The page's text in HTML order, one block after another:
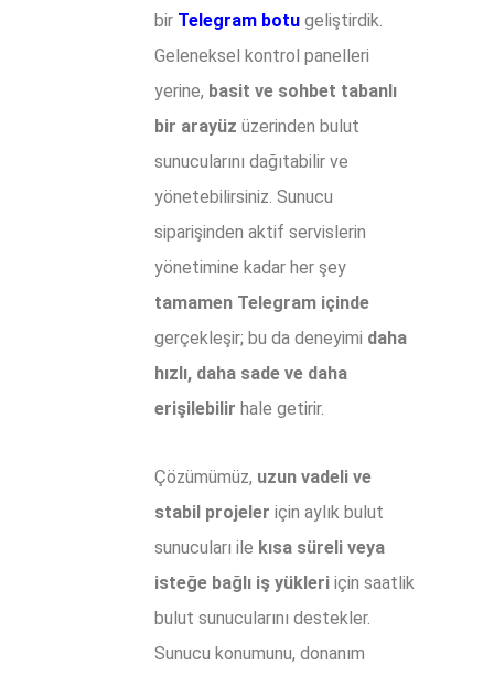
bir Telegram botu geliştirdik.
Geleneksel kontrol panelleri
yerine, basit ve sohbet tabanlı
bir arayüz üzerinden bulut
sunucularını dağıtabilir ve
yönetebilirsiniz. Sunucu
siparişinden aktif servislerin
yönetimine kadar her şey
tamamen Telegram içinde
gerçekleşir; bu da deneyimi daha
hızlı, daha sade ve daha
erişilebilir hale getirir.
Çözümümüz, uzun vadeli ve
stabil projeler için aylık bulut
sunucuları ile kısa süreli veya
isteğe bağlı iş yükleri için saatlik
bulut sunucularını destekler.
Sunucu konumunu, donanım